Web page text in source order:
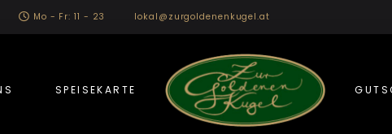
Mo - Fr: 11 - 23 lokal@zurgoldenenkugel.at
SPEISEKARTE